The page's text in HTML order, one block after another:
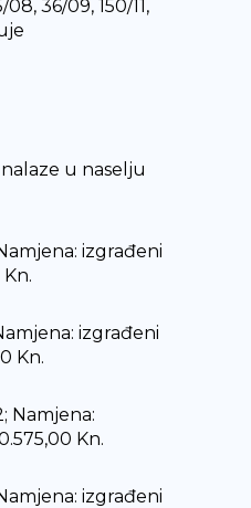
36/09, 150/11,
u naselju
izgrađeni
izgrađeni
Kn.
Namjena:
Kn.
izgrađeni